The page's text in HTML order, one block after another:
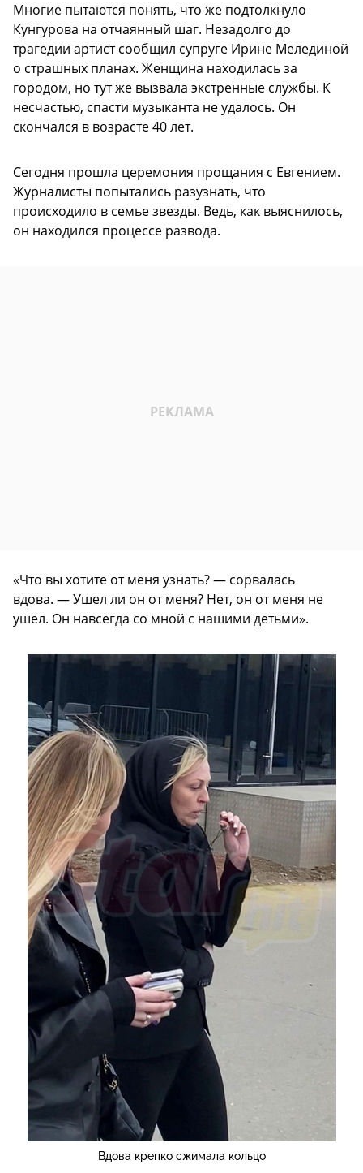
Многие пытаются понять, что же подтолкнуло
Кунгурова на отчаянный шаг. Незадолго до
трагедии артист сообщил супруге Ирине Мелединой
о страшных планах. Женщина находилась за
городом, но тут же вызвала экстренные службы. К
несчастью, спасти музыканта не удалось. Он
скончался в возрасте 40 лет.
Сегодня прошла церемония прощания с Евгением.
Журналисты попытались разузнать, что
происходило в семье звезды. Ведь, как выяснилось,
он находился процессе развода.
«Что вы хотите от меня узнать? — сорвалась
вдова. — Ушел ли он от меня? Нет, он от меня не
ушел. Он навсегда со мной с нашими детьми».
Вдова крепко сжимала кольцо